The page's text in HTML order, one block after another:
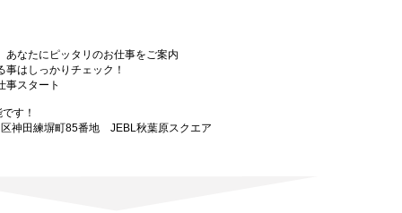
なたにピッタリのお仕事をご案内
はしっかりチェック！
事スタート
す！
神田練塀町85番地 JEBL秋葉原スクエア